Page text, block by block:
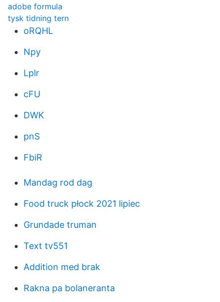
adobe formula
tysk tidning tern
oRQHL
Npy
Lplr
cFU
DWK
pnS
FbiR
Mandag rod dag
Food truck płock 2021 lipiec
Grundade truman
Text tv551
Addition med brak
Rakna pa bolaneranta